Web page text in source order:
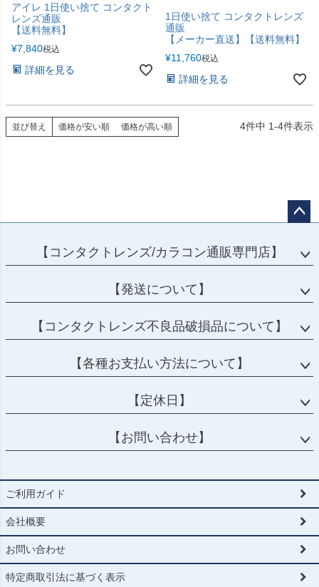
アイレ 1日使い捨て コンタクト
レンズ通販
【送料無料】
¥7,840税込
詳細を見る
1日使い捨て コンタクトレンズ
通販
【メーカー直送】【送料無料】
¥11,760税込
詳細を見る
並び替え 価格が安い順 価格が高い順 4件中 1-4件表示
ップ
【コンタクトレンズ/カラコン通販専門店】
【発送について】
【コンタクトレンズ不良品破損品について】
【各種お支払い方法について】
【定休日】
【お問い合わせ】
ご利用ガイド
会社概要
お問い合わせ
特定商取引法に基づく表示